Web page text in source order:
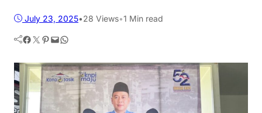
July 23, 2025•28 Views•1 Min read
Facebook Twitter Pinterest Mail WhatsApp